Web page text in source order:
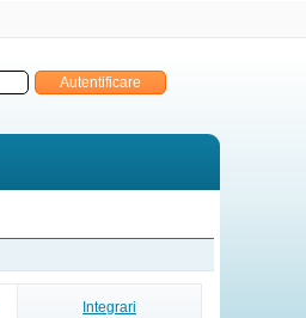
Integrari